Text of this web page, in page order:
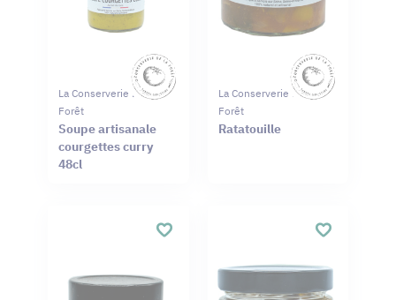
La Conserverie De La
Forêt
Soupe artisanale
courgettes curry
48cl
La Conserverie De La
Forêt
Ratatouille